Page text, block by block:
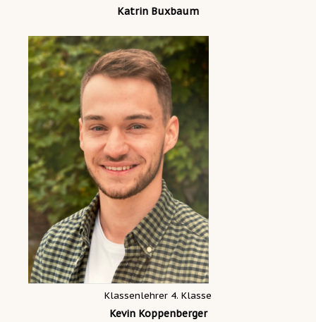
Katrin Buxbaum
Klassenlehrer 4. Klasse
Kevin Koppenberger